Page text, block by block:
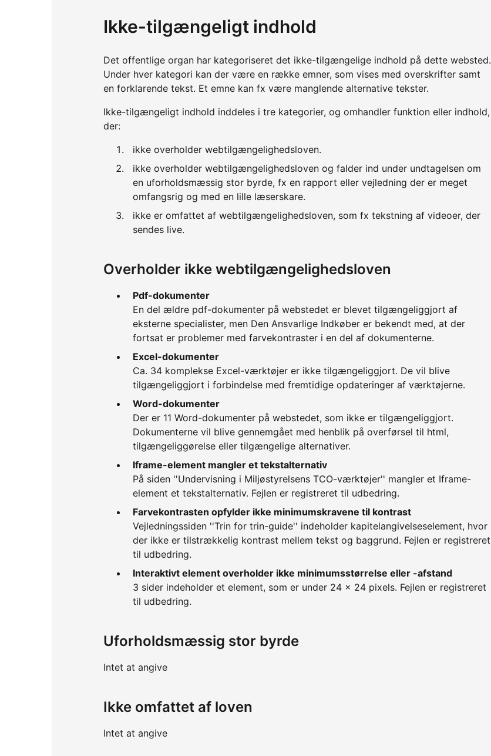
Ikke-tilgængeligt indhold
Det offentlige organ har kategoriseret det ikke-tilgængelige indhold på dette websted.
Under hver kategori kan der være en række emner, som vises med overskrifter samt
en forklarende tekst. Et emne kan fx være manglende alternative tekster.
Ikke-tilgængeligt indhold inddeles i tre kategorier, og omhandler funktion eller indhold,
der:
ikke overholder webtilgængelighedsloven.
ikke overholder webtilgængelighedsloven og falder ind under undtagelsen om
en uforholdsmæssig stor byrde, fx en rapport eller vejledning der er meget
omfangsrig og med en lille læserskare.
ikke er omfattet af webtilgængelighedsloven, som fx tekstning af videoer, der
sendes live.
Overholder ikke webtilgængelighedsloven
Pdf-dokumenter
En del ældre pdf-dokumenter på webstedet er blevet tilgængeliggjort af
eksterne specialister, men Den Ansvarlige Indkøber er bekendt med, at der
fortsat er problemer med farvekontraster i en del af dokumenterne.
Excel-dokumenter
Ca. 34 komplekse Excel-værktøjer er ikke tilgængeliggjort. De vil blive
tilgængeliggjort i forbindelse med fremtidige opdateringer af værktøjerne.
Word-dokumenter
Der er 11 Word-dokumenter på webstedet, som ikke er tilgængeliggjort.
Dokumenterne vil blive gennemgået med henblik på overførsel til html,
tilgængeliggørelse eller tilgængelige alternativer.
Iframe-element mangler et tekstalternativ
På siden ''Undervisning i Miljøstyrelsens TCO-værktøjer'' mangler et Iframe-
element et tekstalternativ. Fejlen er registreret til udbedring.
Farvekontrasten opfylder ikke minimumskravene til kontrast
Vejledningssiden ''Trin for trin-guide'' indeholder kapitelangivelseselement, hvor
der ikke er tilstrækkelig kontrast mellem tekst og baggrund. Fejlen er registreret
til udbedring.
Interaktivt element overholder ikke minimumsstørrelse eller -afstand
3 sider indeholder et element, som er under 24 x 24 pixels. Fejlen er registreret
til udbedring.
Uforholdsmæssig stor byrde
Intet at angive
Ikke omfattet af loven
Intet at angive